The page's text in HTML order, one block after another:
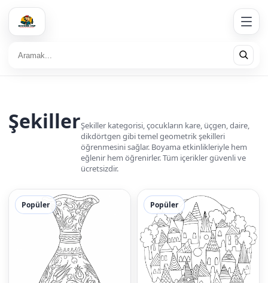
ŞekillerŞekiller kategorisi, çocukların kare, üçgen, daire,
dikdörtgen gibi temel geometrik şekilleri
öğrenmesini sağlar. Boyama etkinlikleriyle hem
eğlenir hem öğrenirler. Tüm içerikler güvenli ve
ücretsizdir.
Popüler Popüler